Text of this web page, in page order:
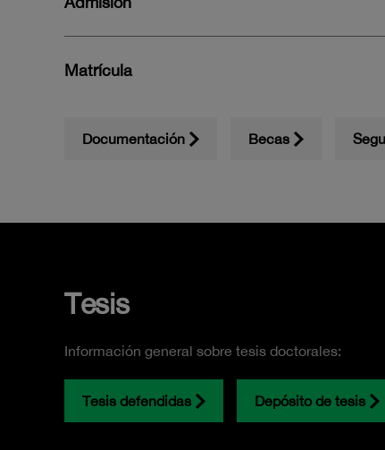
Matrícula
Documentación Becas
Tesis
Información general sobre tesis doctorales:
Tesis defendidas Depósito de tesis